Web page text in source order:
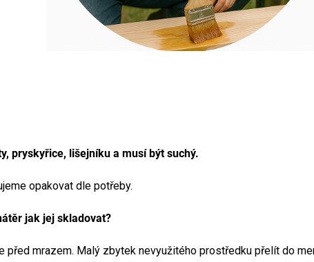
pryskyřice, lišejníku a musí být suchý.
opakovat dle potřeby.
jak jej skladovat?
před mrazem. Malý zbytek nevyužitého prostředku přelít do